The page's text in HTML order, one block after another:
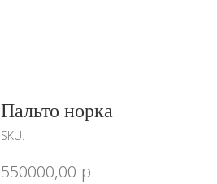
Пальто норка
SKU:
550000,00 р.